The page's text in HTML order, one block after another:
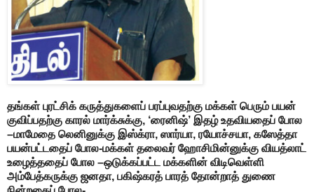
தங்கள் புரட்சிக் கருத்துகளைப் பரப்புவதற்கு மக்கள் பெரும் பயன்
குவிப்பதற்கு காரல் மார்க்சுக்கு, ‘ரைனிஷ்’ இதழ் உதவியதைப் போல
–மாமேதை லெனினுக்கு இஸ்க்ரா, ஸார்யா, ரயோச்சயா, கஸேத்தா
பயன்பட்டதைப் போல-மக்கள் தலைவர் ஹோசிமின்னுக்கு வியத்லாட்
உழைத்ததைப் போல –ஒடுக்கப்பட்ட மக்களின் விடிவெள்ளி
அம்பேத்கருக்கு ஜனதா, பகிஷ்கரத் பாரத் தோன்றாத் துணை